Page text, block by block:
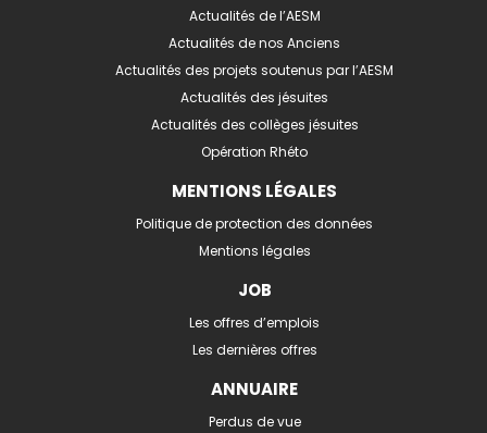
Actualités de l’AESM
Actualités de nos Anciens
Actualités des projets soutenus par l’AESM
Actualités des jésuites
Actualités des collèges jésuites
Opération Rhéto
MENTIONS LÉGALES
Politique de protection des données
Mentions légales
JOB
Les offres d’emplois
Les dernières offres
ANNUAIRE
Perdus de vue